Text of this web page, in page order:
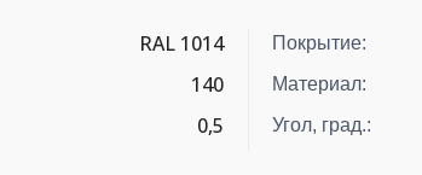
RAL 1014
140
0,5
Покрытие:
Материал:
Угол, град.: